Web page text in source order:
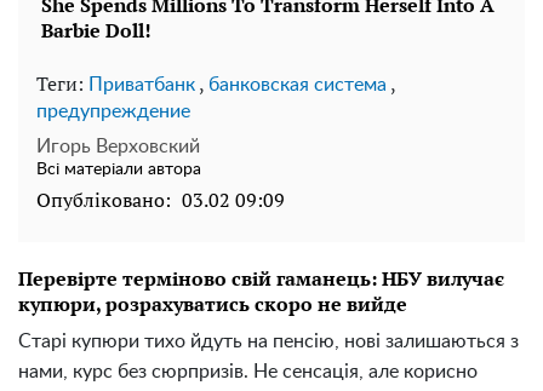
Теги: Приватбанк , банковская система ,
предупреждение
Игорь Верховский
Всі матеріали автора
Опубліковано: 03.02 09:09
Перевірте терміново свій гаманець: НБУ вилучає
купюри, розрахуватись скоро не вийде
Старі купюри тихо йдуть на пенсію, нові залишаються з
нами, курс без сюрпризів. Не сенсація, але корисно